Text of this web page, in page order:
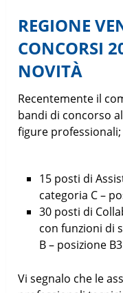
REGIONE
CONCORSI
NOVITÀ
Recentemente il
bandi di concorso
figure professionali;
15 posti di
categoria C –
30 posti di
con funzioni di
B – posizione
Vi segnalo che le